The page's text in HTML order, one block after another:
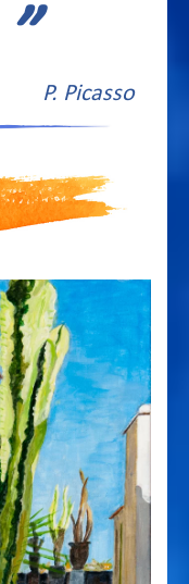
P. Picasso